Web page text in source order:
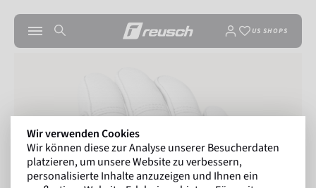
US SHOPS
Wir verwenden Cookies
Wir können diese zur Analyse unserer Besucherdaten
platzieren, um unsere Website zu verbessern,
personalisierte Inhalte anzuzeigen und Ihnen ein